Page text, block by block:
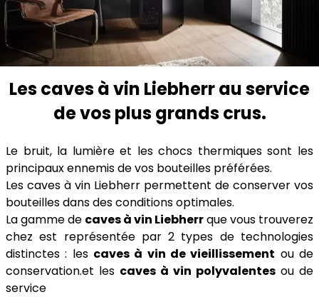
Les caves à vin Liebherr au service
de vos plus grands crus.
Le bruit, la lumière et les chocs thermiques sont les
principaux ennemis de vos bouteilles préférées.
Les caves à vin Liebherr permettent de conserver vos
bouteilles dans des conditions optimales.
La gamme de caves à vin Liebherrque vous trouverez
chez est représentée par 2 types de technologies
distinctes : les caves à vin de vieillissement ou de
conservation.et les caves à vin polyvalentes ou de
service